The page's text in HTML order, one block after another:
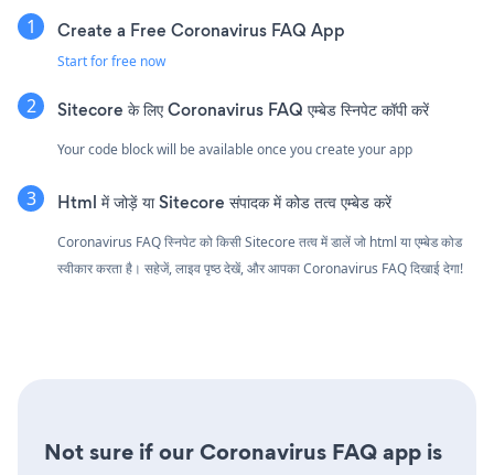
Create a Free Coronavirus FAQ App
Start for free now
Sitecore के लिए Coronavirus FAQ एम्बेड स्निपेट कॉपी करें
Your code block will be available once you create your app
Html में जोड़ें या Sitecore संपादक में कोड तत्व एम्बेड करें
Coronavirus FAQ स्निपेट को किसी Sitecore तत्व में डालें जो html या एम्बेड कोड
स्वीकार करता है। सहेजें, लाइव पृष्ठ देखें, और आपका Coronavirus FAQ दिखाई देगा!
Not sure if our Coronavirus FAQ app is